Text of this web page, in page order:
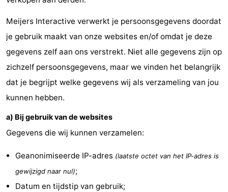
't
Eibernest
-
't
Hoogelandt
-
Beach
Park
Texel
-
Buytenveldt
-
De
Texel
Kustpark
Meijers Interactive verwerkt je persoonsgegevens doordat
je gebruik maakt van onze websites en/of omdat je deze
gegevens zelf aan ons verstrekt. Niet alle gegevens zijn op
zichzelf persoonsgegevens, maar we vinden het belangrijk
dat je begrijpt welke gegevens wij als verzameling van jou
kunnen hebben.
a) Bij gebruik van de websites
Gegevens die wij kunnen verzamelen:
Geanonimiseerde IP-adres (laatste octet van het IP-adres is
gewijzigd naar nul);
Datum en tijdstip van gebruik;